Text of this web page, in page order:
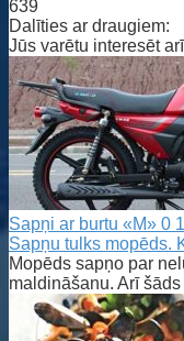
639
Dalīties ar draugiem:
Jūs varētu interesēt arī
Sapņi ar burtu «M» 0
Sapņu tulks mopēds.
Mopēds sapņo par
maldināšanu. Arī